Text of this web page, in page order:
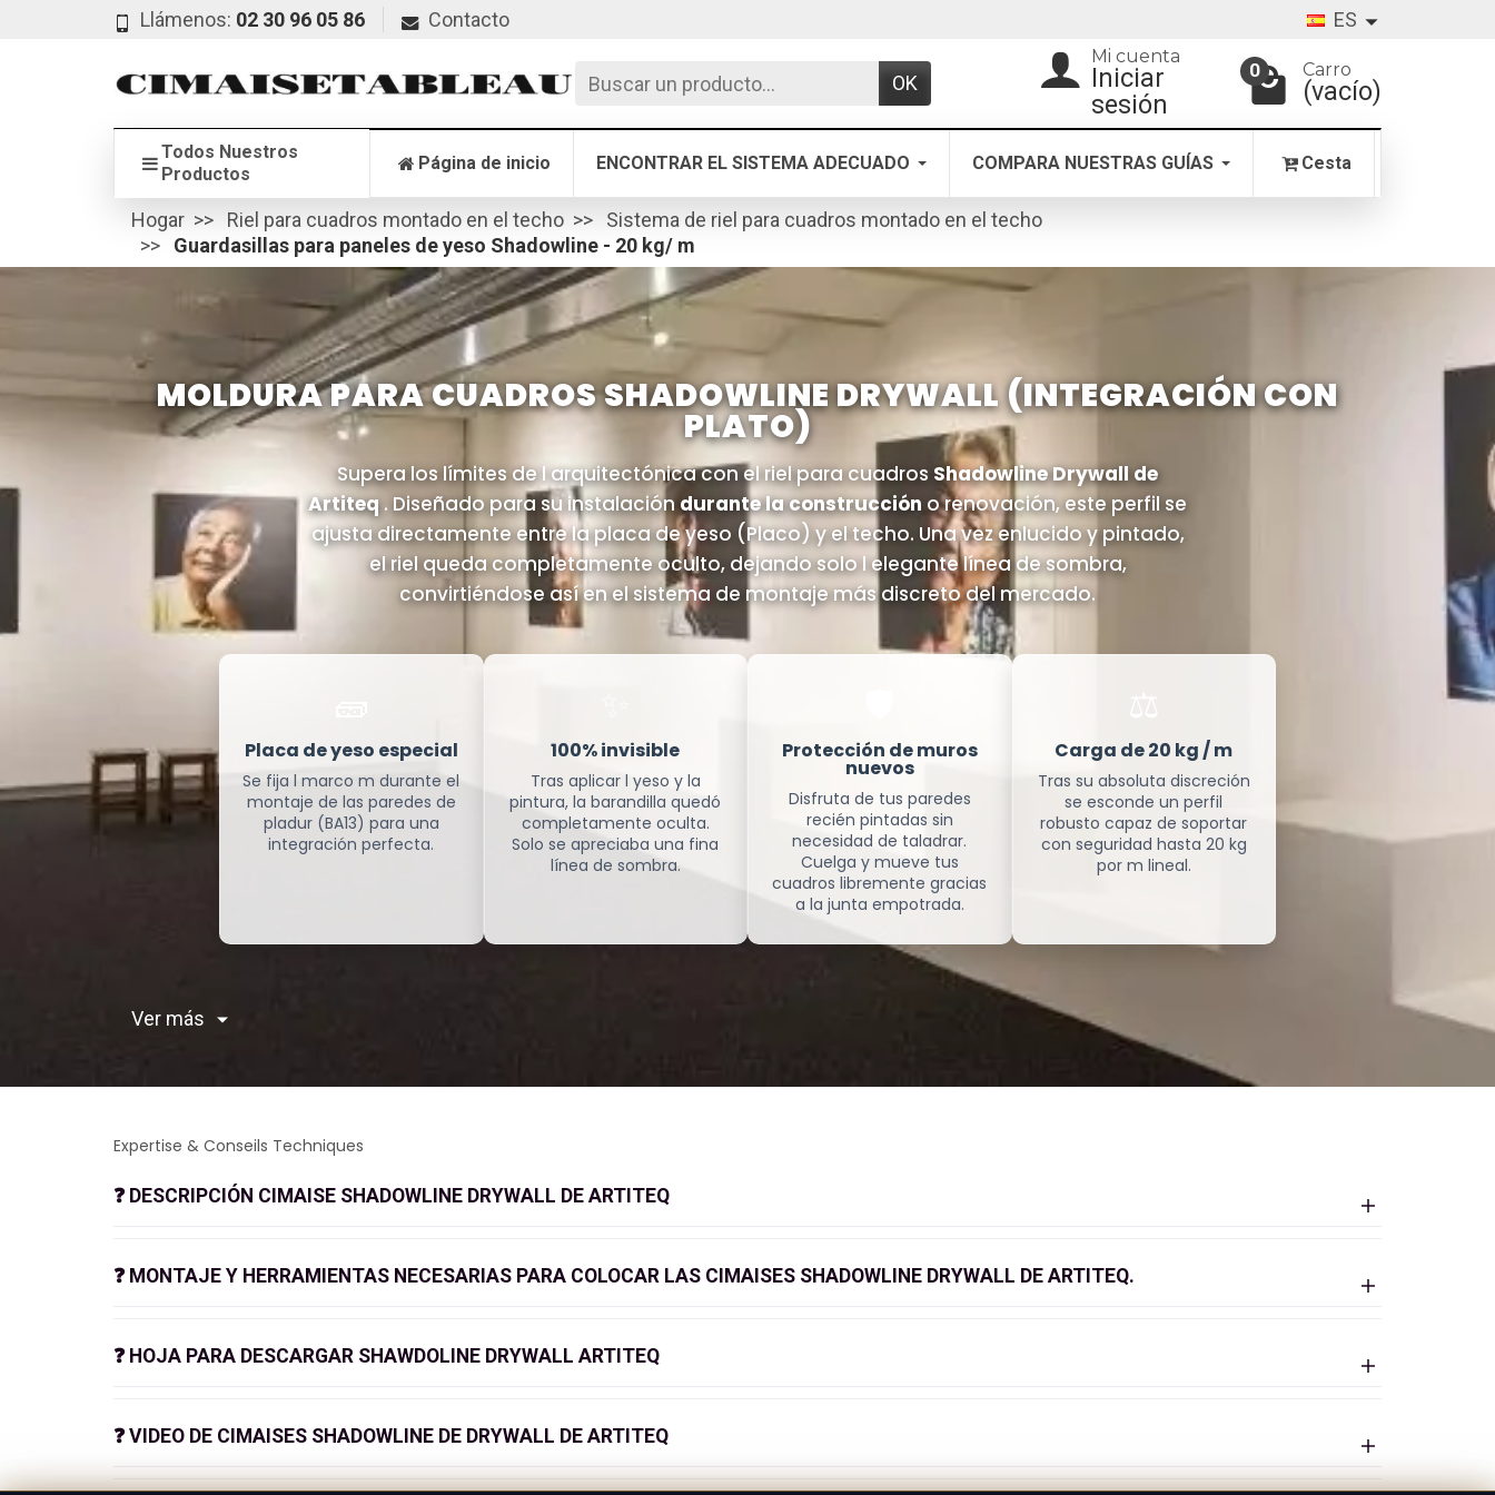
Llámenos: 02 30 96 05 86 Contacto ES
OK
Mi cuenta
Iniciar
sesión
0 Carro
(vacío)
Todos Nuestros
Productos
Página de inicio ENCONTRAR EL SISTEMA ADECUADO COMPARA NUESTRAS GUÍAS Cesta
Hogar Riel para cuadros montado en el techo
Sistema de riel para cuadros montado en el techo
Guardasillas para paneles de yeso Shadowline - 20 kg/ m
MOLDURA PARA CUADROS SHADOWLINE DRYWALL (INTEGRACIÓN CON
PLATO)
Supera los límites de l arquitectónica con el riel para cuadros Shadowline Drywall de
Artiteq. Diseñado para su instalación durante la construcción o renovación, este perfil se
ajusta directamente entre la placa de yeso (Placo) y el techo. Una vez enlucido y pintado,
el riel queda completamente oculto, dejando solo l elegante línea de sombra,
convirtiéndose así en el sistema de montaje más discreto del mercado.
Placa de yeso especial
Se fija l marco m durante el
montaje de las paredes de
pladur (BA13) para una
integración perfecta.
100% invisible
Tras aplicar l yeso y la
pintura, la barandilla quedó
completamente oculta.
Solo se apreciaba una fina
línea de sombra.
Protección de muros
nuevos
Disfruta de tus paredes
recién pintadas sin
necesidad de taladrar.
Cuelga y mueve tus
cuadros libremente gracias
a la junta empotrada.
Carga de 20 kg / m
Tras su absoluta discreción
se esconde un perfil
robusto capaz de soportar
con seguridad hasta 20 kg
por m lineal.
Ver más
Expertise & Conseils Techniques
❓ DESCRIPCIÓN CIMAISE SHADOWLINE DRYWALL DE ARTITEQ
❓ MONTAJE Y HERRAMIENTAS NECESARIAS PARA COLOCAR LAS CIMAISES SHADOWLINE DRYWALL DE ARTITEQ.
❓ HOJA PARA DESCARGAR SHAWDOLINE DRYWALL ARTITEQ
❓ VIDEO DE CIMAISES SHADOWLINE DE DRYWALL DE ARTITEQ